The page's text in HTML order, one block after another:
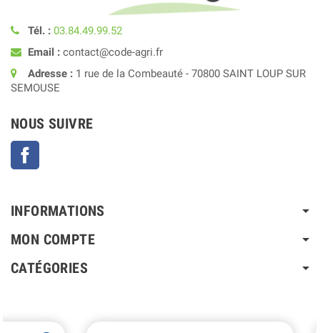
Tél. : 03.84.49.99.52
Email : contact@code-agri.fr
Adresse : 1 rue de la Combeauté - 70800 SAINT LOUP SUR
SEMOUSE
NOUS SUIVRE
INFORMATIONS
MON COMPTE
CATÉGORIES